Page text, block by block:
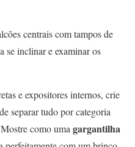
centrais com tampos de
se inclinar e examinar os
e expositores internos, crie
separar tudo por categoria
como umagargantilha